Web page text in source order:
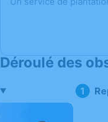
Déroulé des